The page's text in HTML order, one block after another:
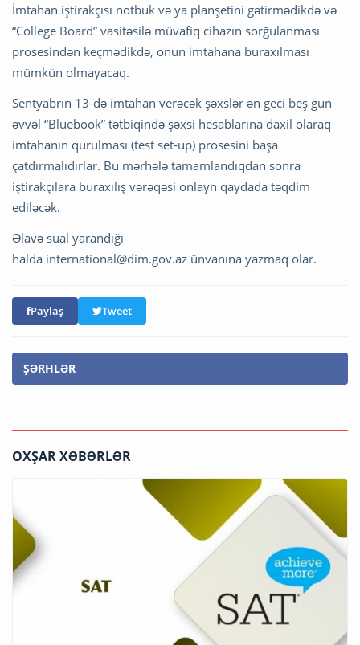
İmtahan iştirakçısı notbuk və ya planşetini gətirmədikdə və
“College Board” vasitəsilə müvafiq cihazın sorğulanması
prosesindən keçmədikdə, onun imtahana buraxılması
mümkün olmayacaq.
Sentyabrın 13-də imtahan verəcək şəxslər ən geci beş gün
əvvəl “Bluebook” tətbiqində şəxsi hesablarına daxil olaraq
imtahanın qurulması (test set-up) prosesini başa
çatdırmalıdırlar. Bu mərhələ tamamlandıqdan sonra
iştirakçılara buraxılış vərəqəsi onlayn qaydada təqdim
ediləcək.
Əlavə sual yarandığı
halda international@dim.gov.az ünvanına yazmaq olar.
Paylaş Tweet
ŞƏRHLƏR
OXŞAR XƏBƏRLƏR